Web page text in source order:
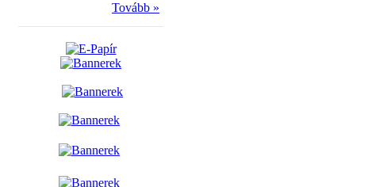
Tovább »